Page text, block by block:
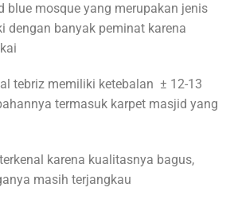
blue mosque yang merupakan jenis
dengan banyak peminat karena
tebriz memiliki ketebalan ± 12-13
termasuk karpet masjid yang
karena kualitasnya bagus,
masih terjangkau